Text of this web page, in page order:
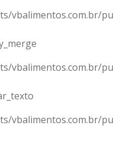
vbalimentos.com.br/
vbalimentos.com.br/
vbalimentos.com.br/